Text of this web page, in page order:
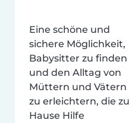
Eine schöne und
sichere Möglichkeit,
Babysitter zu finden
und den Alltag von
Müttern und Vätern
zu erleichtern, die zu
Hause Hilfe